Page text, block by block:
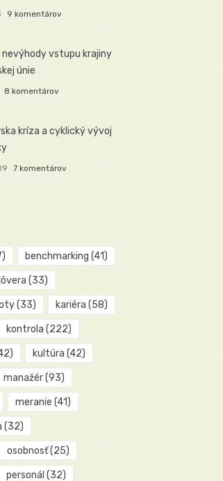
9 komentárov
nevýhody vstupu krajiny
únie
8 komentárov
kríza a cyklický vývoj
7 komentárov
benchmarking (41)
(33)
(33) kariéra (58)
kontrola (222)
kultúra (42)
manažér(93)
meranie (41)
(32)
osobnosť(25)
personál (32)